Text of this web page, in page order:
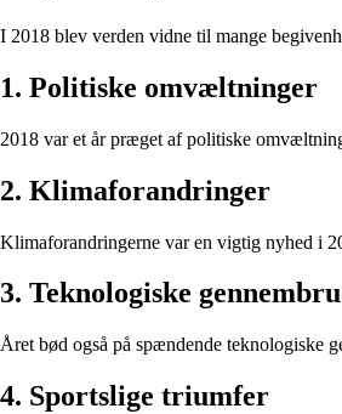
I 2018 blev verden vidne til mange
1. Politiske omvæltninger
2018 var et år præget af politiske
2. Klimaforandringer
Klimaforandringerne var en vigtig nyhed i
3. Teknologiske
Året bød også på spændende teknologiske
4. Sportslige triumfer